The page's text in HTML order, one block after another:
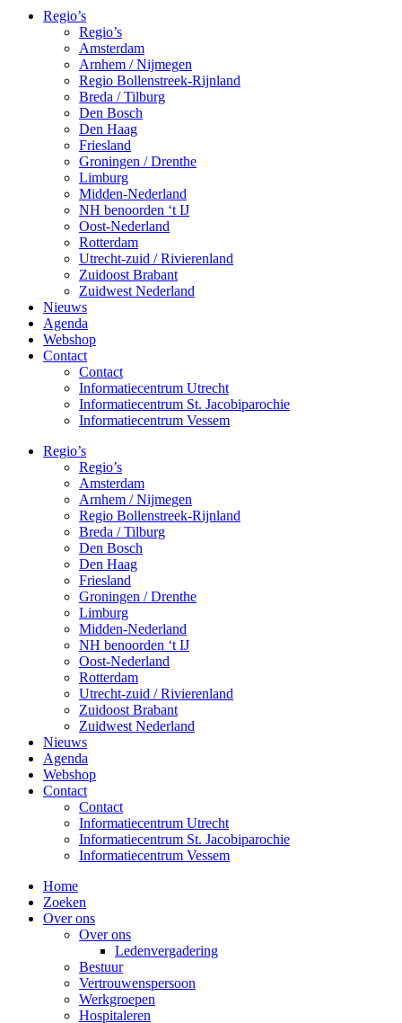
Regio’s
Regio’s
Amsterdam
Arnhem / Nijmegen
Regio Bollenstreek-Rijnland
Breda / Tilburg
Den Bosch
Den Haag
Friesland
Groningen / Drenthe
Limburg
Midden-Nederland
NH benoorden ‘t IJ
Oost-Nederland
Rotterdam
Utrecht-zuid / Rivierenland
Zuidoost Brabant
Zuidwest Nederland
Nieuws
Agenda
Webshop
Contact
Contact
Informatiecentrum Utrecht
Informatiecentrum St. Jacobiparochie
Informatiecentrum Vessem
Regio’s
Regio’s
Amsterdam
Arnhem / Nijmegen
Regio Bollenstreek-Rijnland
Breda / Tilburg
Den Bosch
Den Haag
Friesland
Groningen / Drenthe
Limburg
Midden-Nederland
NH benoorden ‘t IJ
Oost-Nederland
Rotterdam
Utrecht-zuid / Rivierenland
Zuidoost Brabant
Zuidwest Nederland
Nieuws
Agenda
Webshop
Contact
Contact
Informatiecentrum Utrecht
Informatiecentrum St. Jacobiparochie
Informatiecentrum Vessem
Home
Zoeken
Over ons
Over ons
Ledenvergadering
Bestuur
Vertrouwenspersoon
Werkgroepen
Hospitaleren